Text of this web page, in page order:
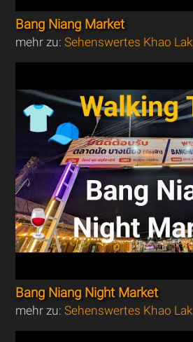
Bang Niang Market
mehr zu:Sehenswertes Khao Lak
Bang Niang Night Market
mehr zu:Sehenswertes Khao Lak